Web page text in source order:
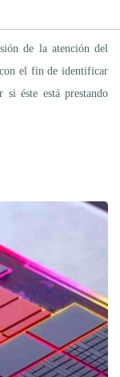
de la atención del
con el fin de identificar
éste está prestando